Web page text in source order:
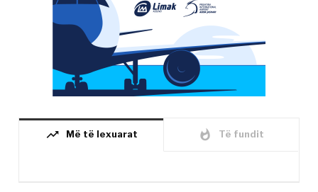
trending_up Më të lexuarat whatshot Të fundit